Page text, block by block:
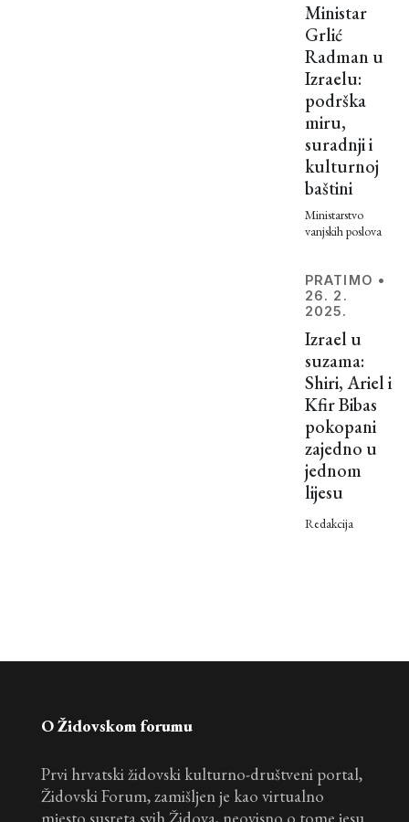
Ministar
Grlić
Radman u
Izraelu:
podrška
miru,
suradnji i
kulturnoj
baštini
Ministarstvo
vanjskih poslova
PRATIMO •
26. 2.
2025.
Izrael u
suzama:
Shiri, Ariel i
Kfir Bibas
pokopani
zajedno u
jednom
lijesu
Redakcija
O Židovskom forumu
Prvi hrvatski židovski kulturno-društveni portal,
Židovski Forum, zamišljen je kao virtualno
mjesto susreta svih Židova, neovisno o tome jesu